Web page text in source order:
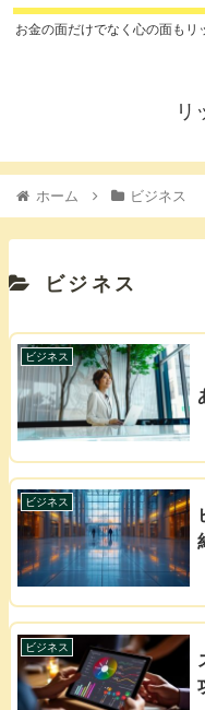
お金の面だけでなく心の面も
リ
ホーム ビジネス
ビジネス
ビジネス
ビジネス
ビジネス